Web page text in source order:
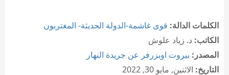
الكلمات الدالة: قوى غاشمة-الدولة الحديثة- المغتربون
الكاتب: د. زياد علوش
المصدر: بيروت اوبزرفر عن جريدة النهار
التاريخ: الاثنين, مايو 30, 2022